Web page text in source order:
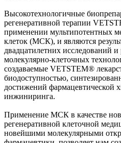
Высокотехнологичные
регенеративной терапии
применении мультипотентных
клеток (МСК), и являются
двадцатилетних исследований и
молекулярно-клеточных
создаваемые VETSTEM®
биодоступностью,
достижений фармацевтической
инжиниринга.
Применение МСК в качестве
регенеративной клеточной
новейшими молекулярными